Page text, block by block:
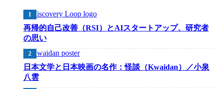
再帰的自己改善（RSI）とAIスタートアップ、研究者
の思い
日本文学と日本映画の名作：怪談（Kwaidan）／小泉
八雲